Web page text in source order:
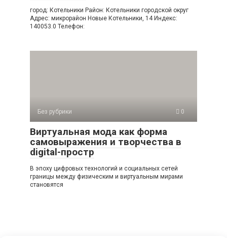
город: Котельники Район: Котельники городской округ
Адрес: микрорайон Новые Котельники, 14 Индекс:
140053.0 Телефон:
Без рубрики 0
Виртуальная мода как форма
самовыражения и творчества в
digital-простр
В эпоху цифровых технологий и социальных сетей
границы между физическим и виртуальным мирами
становятся